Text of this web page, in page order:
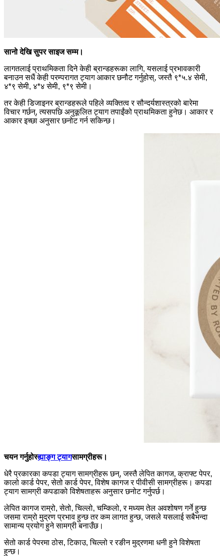
सानो देखि सुपर साइज सम्म।
लागतलाई प्राथमिकता दिने केही ब्रान्डहरूका लागि, यसलाई प्रभावकारी
बनाउन सधैं केही परम्परागत ट्याग आकार छनौट गर्नुहोस्, जस्तै ९*५.४ सेमी,
४*९ सेमी, ४*४ सेमी, ९*९ सेमी।
तर केही डिजाइनर ब्रान्डहरूले पहिले व्यक्तित्व र सौन्दर्यशास्त्रको बारेमा
विचार गर्छन्, त्यसपछि अनुकूलित ट्याग तपाईंको प्राथमिकता हुनेछ। आकार र
आकार इच्छा अनुसार छनोट गर्न सकिन्छ।
चयन गर्नुहोस्ह्याङ्ग ट्यागसामग्रीहरू।
धेरै प्रकारका कपडा ट्याग सामग्रीहरू छन्, जस्तै लेपित कागज, क्राफ्ट पेपर,
कालो कार्ड पेपर, सेतो कार्ड पेपर, विशेष कागज र पीवीसी सामग्रीहरू। कपडा
ट्याग सामग्री कपडाको विशेषताहरू अनुसार छनोट गर्नुपर्छ।
लेपित कागज राम्रो, सेतो, चिल्लो, चम्किलो, र मध्यम तेल अवशोषण गर्ने हुन्छ
जसमा राम्रो मुद्रण प्रभाव हुन्छ तर कम लागत हुन्छ, जसले यसलाई सबैभन्दा
सामान्य प्रयोग हुने सामग्री बनाउँछ।
सेतो कार्ड पेपरमा ठोस, टिकाउ, चिल्लो र रङीन मुद्रणमा धनी हुने विशेषता
हुन्छ।